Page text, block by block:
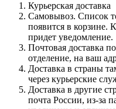
Курьерская доставка
Самовывоз. Список
появится в корзине.
придет уведомление.
Почтовая доставка
отделение, на ваш
Доставка в страны
через курьерские
Доставка в другие
почта России, из-за